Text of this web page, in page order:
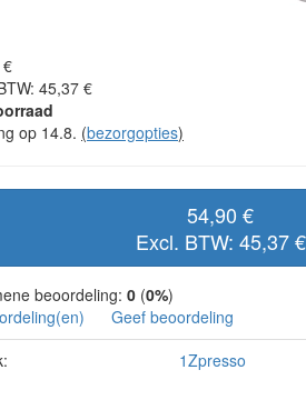
45,37 €
op 14.8. (bezorgopties)
54,90 €
Excl. BTW: 45,37 €
beoordeling: 0 (0%)
Geef beoordeling
1Zpresso